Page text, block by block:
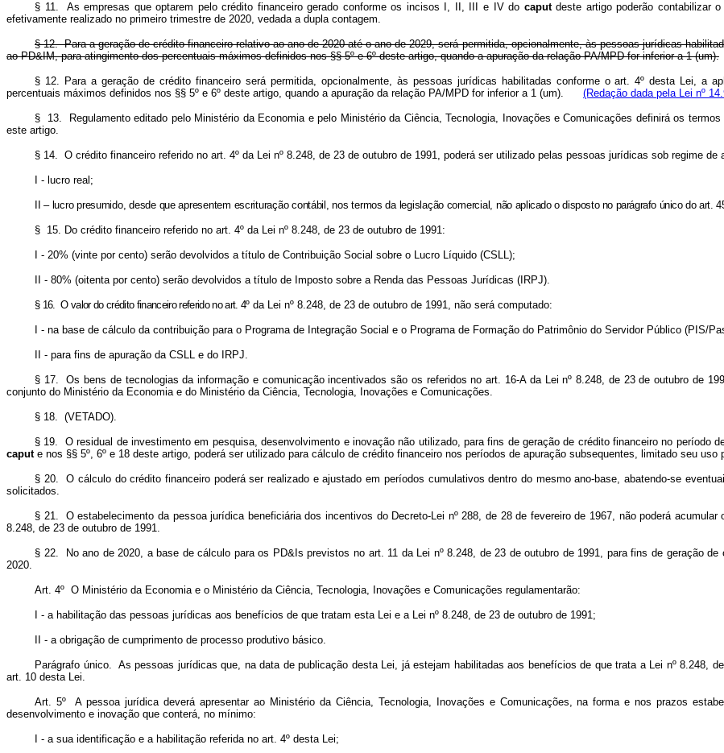
§ 11. As empresas que optarem pelo crédito financeiro gerado conforme os incisos I, II, III e IV do caputdeste artigo poderão contabilizar
efetivamente realizado no primeiro trimestre de 2020, vedada a dupla contagem.
§ 12. Para a geração de crédito financeiro relativo ao ano de 2020 até o ano de 2029, será permitida, opcionalmente, às pessoas jurídicas
ao PD&IM, para atingimento dos percentuais máximos definidos nos §§ 5º e 6º deste artigo, quando a apuração da relação PA/MPD for inferior a 1 (um).
§ 12. Para a geração de crédito financeiro será permitida, opcionalmente, às pessoas jurídicas habilitadas conforme o art. 4º desta Lei, a
percentuais máximos definidos nos §§ 5º e 6º deste artigo, quando a apuração da relação PA/MPD for inferior a 1 (um). (Redação dada pela Lei nº
§ 13. Regulamento editado pelo Ministério da Economia e pelo Ministério da Ciência, Tecnologia, Inovações e Comunicações definirá os
este artigo.
§ 14. O crédito financeiro referido no art. 4º da Lei nº 8.248, de 23 de outubro de 1991, poderá ser utilizado pelas pessoas jurídicas sob regime de
I - lucro real;
II – lucro presumido, desde que apresentem escrituração contábil, nos termos da legislação comercial, não aplicado o disposto no parágrafo único do art.
§ 15. Do crédito financeiro referido no art. 4º da Lei nº 8.248, de 23 de outubro de 1991:
I - 20% (vinte por cento) serão devolvidos a título de Contribuição Social sobre o Lucro Líquido (CSLL);
II - 80% (oitenta por cento) serão devolvidos a título de Imposto sobre a Renda das Pessoas Jurídicas (IRPJ).
§ 16. O valor do crédito financeiro referido no art. 4ºda Lei nº 8.248, de 23 de outubro de 1991, não será computado:
I - na base de cálculo da contribuição para o Programa de Integração Social e o Programa de Formação do Patrimônio do Servidor Público (PIS/
II - para fins de apuração da CSLL e do IRPJ.
§ 17. Os bens de tecnologias da informação e comunicação incentivados são os referidos no art. 16-A da Lei nº 8.248, de 23 de outubro de
conjunto do Ministério da Economia e do Ministério da Ciência, Tecnologia, Inovações e Comunicações.
§ 18. (VETADO).
§ 19. O residual de investimento em pesquisa, desenvolvimento e inovação não utilizado, para fins de geração de crédito financeiro no
capute nos §§ 5º, 6º e 18 deste artigo, poderá ser utilizado para cálculo de crédito financeiro nos períodos de apuração subsequentes, limitado seu
§ 20. O cálculo do crédito financeiro poderá ser realizado e ajustado em períodos cumulativos dentro do mesmo ano-base, abatendo-se
solicitados.
§ 21. O estabelecimento da pessoa jurídica beneficiária dos incentivos do Decreto-Lei nº 288, de 28 de fevereiro de 1967, não poderá
8.248, de 23 de outubro de 1991.
§ 22. No ano de 2020, a base de cálculo para os PD&Is previstos no art. 11 da Lei nº 8.248, de 23 de outubro de 1991, para fins de geração
2020.
Art. 4º O Ministério da Economia e o Ministério da Ciência, Tecnologia, Inovações e Comunicações regulamentarão:
I - a habilitação das pessoas jurídicas aos benefícios de que tratam esta Lei e a Lei nº 8.248, de 23 de outubro de 1991;
II - a obrigação de cumprimento de processo produtivo básico.
Parágrafo único. As pessoas jurídicas que, na data de publicação desta Lei, já estejam habilitadas aos benefícios de que trata a Lei nº 8.248,
art. 10 desta Lei.
Art. 5º A pessoa jurídica deverá apresentar ao Ministério da Ciência, Tecnologia, Inovações e Comunicações, na forma e nos prazos
desenvolvimento e inovação que conterá, no mínimo:
I - a sua identificação e a habilitação referida no art. 4º desta Lei;